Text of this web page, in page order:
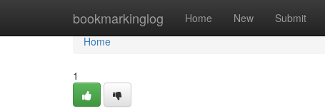
bookmarkinglog Home New Submit
Home
Home
1